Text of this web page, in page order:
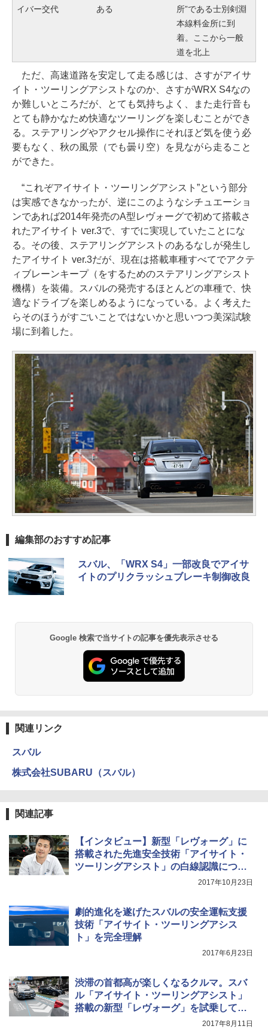
イバー交代 ある
所”である士別剣淵
本線料金所に到
着。ここから一般
道を北上
ただ、高速道路を安定して走る感じは、さすがアイサ
イト・ツーリングアシストなのか、さすがWRX S4なの
か難しいところだが、とても気持ちよく、また走行音も
とても静かなため快適なツーリングを楽しむことができ
る。ステアリングやアクセル操作にそれほど気を使う必
要もなく、秋の風景（でも曇り空）を見ながら走ること
ができた。
“これぞアイサイト・ツーリングアシスト”という部分
は実感できなかったが、逆にこのようなシチュエーショ
ンであれば2014年発売のA型レヴォーグで初めて搭載さ
れたアイサイト ver.3で、すでに実現していたことにな
る。その後、ステアリングアシストのあるなしが発生し
たアイサイト ver.3だが、現在は搭載車種すべてでアクテ
ィブレーンキープ（をするためのステアリングアシスト
機構）を装備。スバルの発売するほとんどの車種で、快
適なドライブを楽しめるようになっている。よく考えた
らそのほうがすごいことではないかと思いつつ美深試験
場に到着した。
編集部のおすすめ記事
スバル、「WRX S4」一部改良でアイサ
イトのプリクラッシュブレーキ制御改良
Google 検索で当サイトの記事を優先表示させる
関連リンク
スバル
株式会社SUBARU（スバル）
関連記事
【インタビュー】新型「レヴォーグ」に
搭載された先進安全技術「アイサイト・
ツーリングアシスト」の白線認識につい
て開発者 田村悠一郎氏に聞く2017年10月23日
劇的進化を遂げたスバルの安全運転支援
技術「アイサイト・ツーリングアシス
ト」を完全理解
2017年6月23日
渋滞の首都高が楽しくなるクルマ。スバ
ル「アイサイト・ツーリングアシスト」
搭載の新型「レヴォーグ」を試乗してみ
2017年8月11日